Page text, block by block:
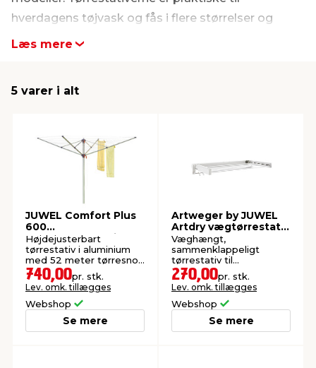
& ukrudt
& sikkerhed
udendørs spa
hverdagens tøjvask og fås i flere størrelser og
udformninger. Se udvalget fra JUWEL her.
Læs mere
5 varer i alt
JUWEL Comfort Plus
600
paraplytørrestativ
Højdejusterbart
tørrestativ i aluminium
med 52 meter tørresnor.
Inkl. beslag til bøjler.
740,00pr. stk.
Lev. omk. tillægges
Webshop
Se mere
Artweger by JUWEL
Artdry vægtørrestativ
75,5 x 38,3 cm
Væghængt,
sammenklappeligt
tørrestativ til
badeværelset med
stænger og kroge. Maks.
12 kg.
270,00pr. stk.
Lev. omk. tillægges
Webshop
Se mere